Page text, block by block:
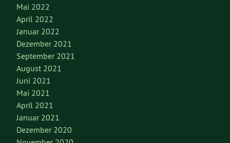
Mai 2022
April 2022
Januar 2022
Dezember 2021
September 2021
August 2021
Juni 2021
Mai 2021
April 2021
Januar 2021
Dezember 2020